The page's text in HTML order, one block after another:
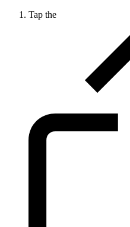
Tap the